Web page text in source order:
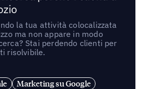
la tua attività colocalizzata
ma non appare in modo
Stai perdendo clienti per
risolvibile.
Marketing su Google